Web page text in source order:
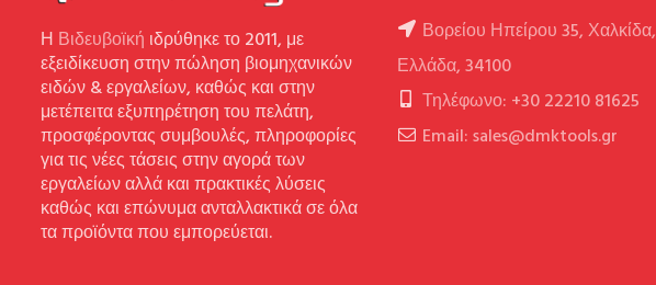
Η Βιδευβοϊκή ιδρύθηκε το 2011, με
εξειδίκευση στην πώληση βιομηχανικών
ειδών & εργαλείων, καθώς και στην
μετέπειτα εξυπηρέτηση του πελάτη,
προσφέροντας συμβουλές, πληροφορίες
για τις νέες τάσεις στην αγορά των
εργαλείων αλλά και πρακτικές λύσεις
καθώς και επώνυμα ανταλλακτικά σε όλα
τα προϊόντα που εμπορεύεται.
Βορείου Ηπείρου 35, Χαλκίδα,
Ελλάδα, 34100
Τηλέφωνο: +30 22210 81625
Email: sales@dmktools.gr